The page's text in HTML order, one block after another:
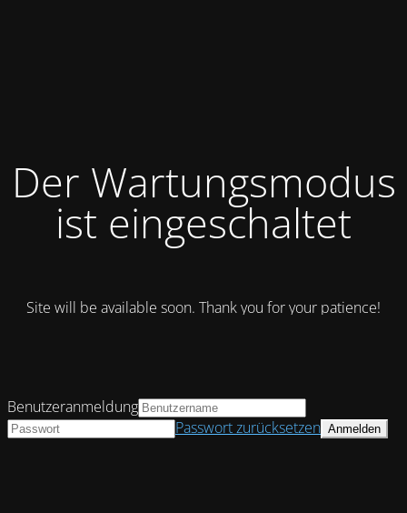
Der Wartungsmodus
ist eingeschaltet
Site will be available soon. Thank you for your patience!
Benutzeranmeldung
Passwort zurücksetzen